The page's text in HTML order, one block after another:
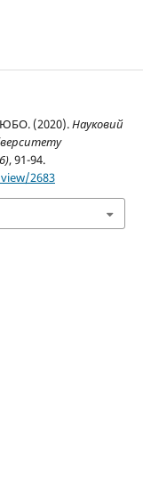
(2020).Науковий
, 91-94.
2683